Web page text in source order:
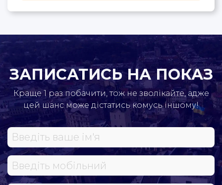
ЗАПИСАТИСЬ НА ПОКАЗ
Краще 1 раз побачити, тож не зволікайте, адже
цей шанс може дістатись комусь іншому!